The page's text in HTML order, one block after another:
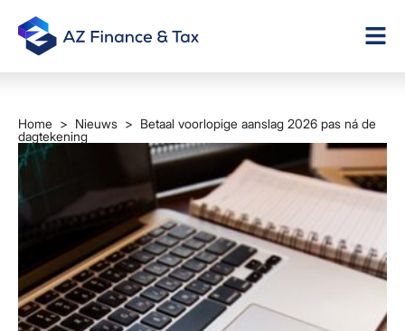
Home > Nieuws > Betaal voorlopige aanslag 2026 pas ná de
dagtekening